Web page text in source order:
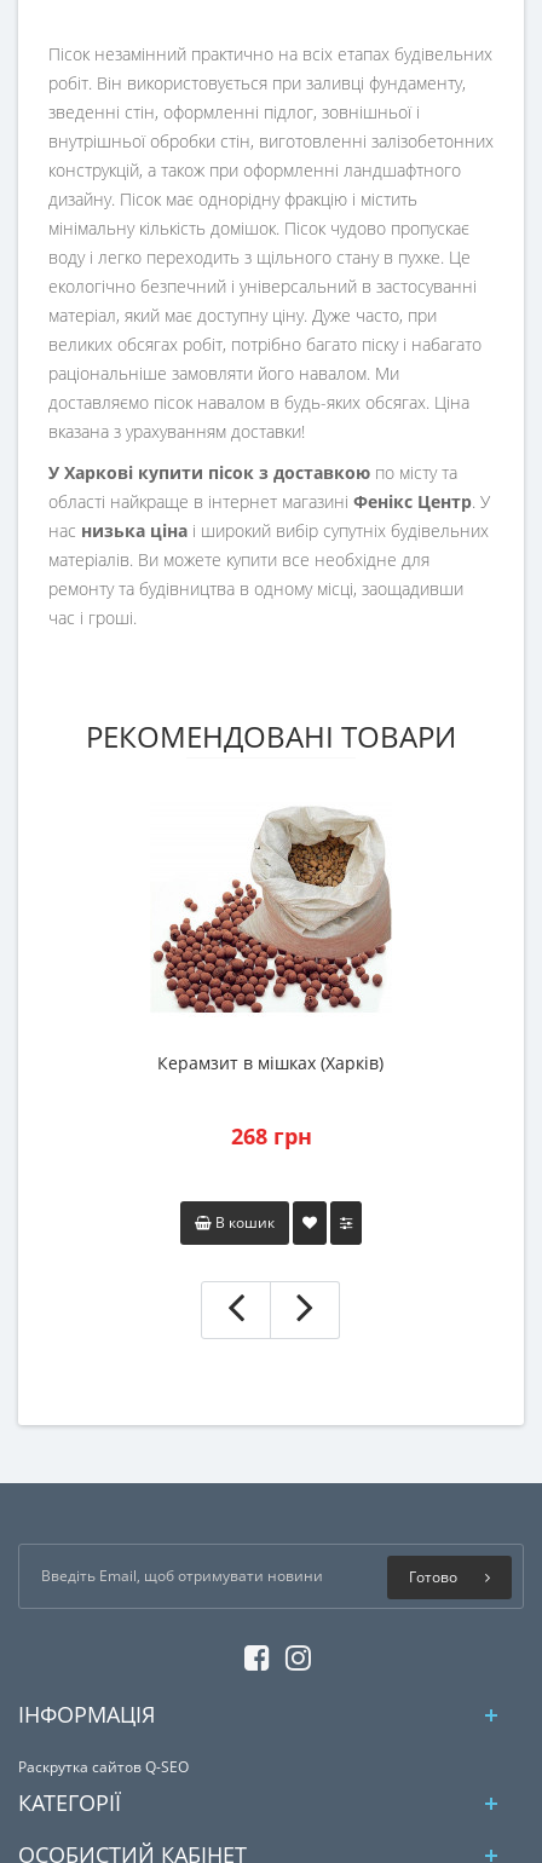
Пісок незамінний практично на всіх етапах будівельних
робіт. Він використовується при заливці фундаменту,
зведенні стін, оформленні підлог, зовнішньої і
внутрішньої обробки стін, виготовленні залізобетонних
конструкцій, а також при оформленні ландшафтного
дизайну. Пісок має однорідну фракцію і містить
мінімальну кількість домішок. Пісок чудово пропускає
воду і легко переходить з щільного стану в пухке. Це
екологічно безпечний і універсальний в застосуванні
матеріал, який має доступну ціну. Дуже часто, при
великих обсягах робіт, потрібно багато піску і набагато
раціональніше замовляти його навалом. Ми
доставляємо пісок навалом в будь-яких обсягах. Ціна
вказана з урахуванням доставки!
У Харкові купити пісок з доставкою по місту та
області найкраще в інтернет магазині Фенікс Центр. У
нас низька ціна і широкий вибір супутніх будівельних
матеріалів. Ви можете купити все необхідне для
ремонту та будівництва в одному місці, заощадивши
час і гроші.
РЕКОМЕНДОВАНІ ТОВАРИ
Керамзит в мішках (Харків)
268 грн
В кошик
Готово
ІНФОРМАЦІЯ
Раскрутка сайтов Q-SEO
КАТЕГОРІЇ
ОСОБИСТИЙ КАБІНЕТ